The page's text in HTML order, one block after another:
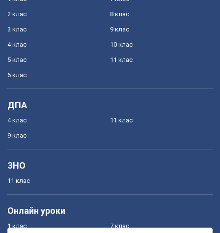
2 клас
3 клас
4 клас
5 клас
6 клас
8 клас
9 клас
10 клас
11 клас
ДПА
4 клас
9 клас
11 клас
ЗНО
11 клас
Онлайн уроки
1 клас 7 клас